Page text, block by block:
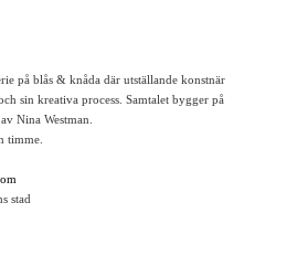
på blås & knåda där utställande konstnär
sin kreativa process. Samtalet bygger på
Nina Westman.
timme.
stad